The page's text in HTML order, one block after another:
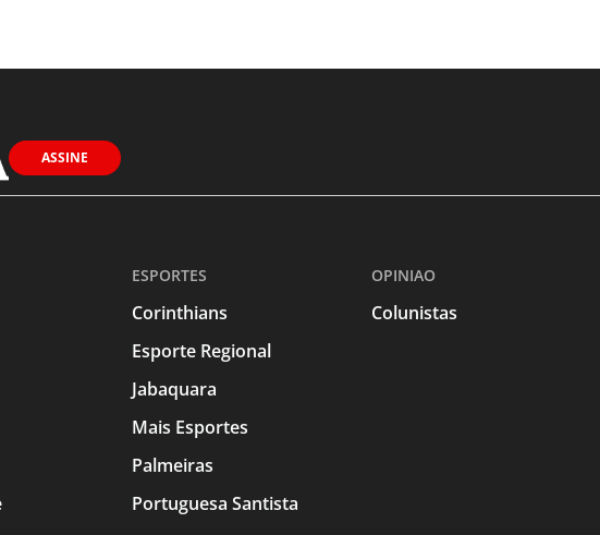
ASSINE
ESPORTES
Corinthians
Esporte Regional
Jabaquara
Mais Esportes
Palmeiras
Portuguesa Santista
OPINIAO
Colunistas